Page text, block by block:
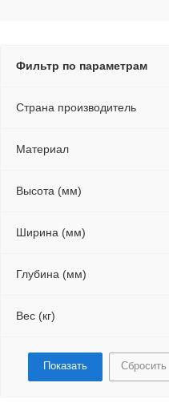
Фильтр по параметрам
Страна производитель
Материал
Высота (мм)
Ширина (мм)
Глубина (мм)
Вес (кг)
Сбросить